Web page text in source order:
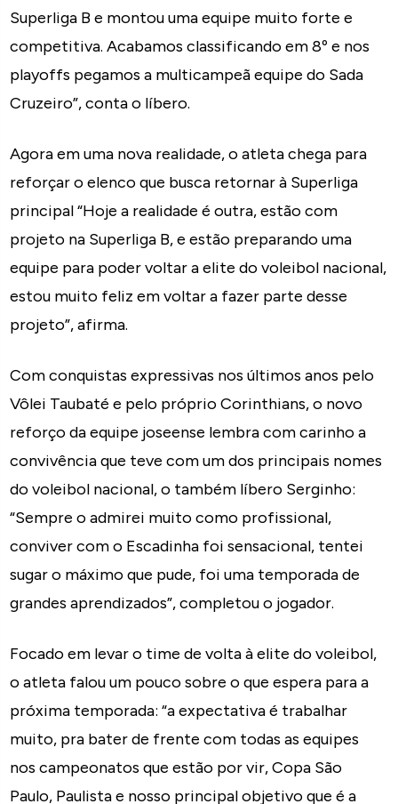
Superliga B e montou uma equipe muito forte e
competitiva. Acabamos classificando em 8º e nos
playoffs pegamos a multicampeã equipe do Sada
Cruzeiro”, conta o líbero.
Agora em uma nova realidade, o atleta chega para
reforçar o elenco que busca retornar à Superliga
principal “Hoje a realidade é outra, estão com
projeto na Superliga B, e estão preparando uma
equipe para poder voltar a elite do voleibol nacional,
estou muito feliz em voltar a fazer parte desse
projeto”, afirma.
Com conquistas expressivas nos últimos anos pelo
Vôlei Taubaté e pelo próprio Corinthians, o novo
reforço da equipe joseense lembra com carinho a
convivência que teve com um dos principais nomes
do voleibol nacional, o também líbero Serginho:
“Sempre o admirei muito como profissional,
conviver com o Escadinha foi sensacional, tentei
sugar o máximo que pude, foi uma temporada de
grandes aprendizados”, completou o jogador.
Focado em levar o time de volta à elite do voleibol,
o atleta falou um pouco sobre o que espera para a
próxima temporada: “a expectativa é trabalhar
muito, pra bater de frente com todas as equipes
nos campeonatos que estão por vir, Copa São
Paulo, Paulista e nosso principal objetivo que é a